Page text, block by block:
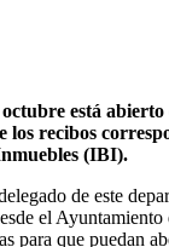
está
recibos
(IBI).
de este
el Ayuntamiento
para que puedan